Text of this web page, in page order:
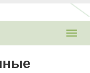
Toggle